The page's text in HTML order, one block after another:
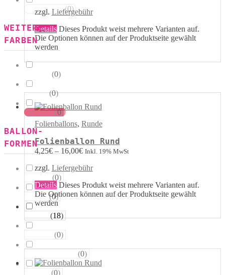
zzgl. Liefergebühr
Details Dieses Produkt weist mehrere Varianten auf.
Die Optionen können auf der Produktseite gewählt
werden
Folienballons, Runde
Folienballon Rund
4,25€– 16,00€ Inkl. 19% MwSt
zzgl. Liefergebühr
Details Dieses Produkt weist mehrere Varianten auf.
Die Optionen können auf der Produktseite gewählt
werden
Mehrfarbig (0)
WEITERE
FARBEN
(0)
Pastell (0)
Metallik (0)
BALLON-
FORMEN
(0)
Sterne (0)
(18)
(0)
(0)
(0)